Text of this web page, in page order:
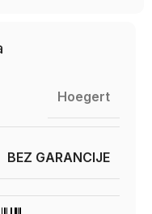
Hoegert
BEZ GARANCIJE